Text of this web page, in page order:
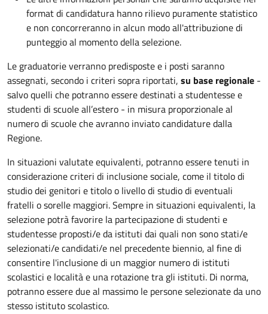
format di candidatura hanno rilievo puramente statistico
e non concorreranno in alcun modo all'attribuzione di
punteggio al momento della selezione.
Le graduatorie verranno predisposte e i posti saranno
assegnati, secondo i criteri sopra riportati, su base regionale -
salvo quelli che potranno essere destinati a studentesse e
studenti di scuole all’estero - in misura proporzionale al
numero di scuole che avranno inviato candidature dalla
Regione.
In situazioni valutate equivalenti, potranno essere tenuti in
considerazione criteri di inclusione sociale, come il titolo di
studio dei genitori e titolo o livello di studio di eventuali
fratelli o sorelle maggiori. Sempre in situazioni equivalenti, la
selezione potrà favorire la partecipazione di studenti e
studentesse proposti/e da istituti dai quali non sono stati/e
selezionati/e candidati/e nel precedente biennio, al fine di
consentire l'inclusione di un maggior numero di istituti
scolastici e località e una rotazione tra gli istituti. Di norma,
potranno essere due al massimo le persone selezionate da uno
stesso istituto scolastico.